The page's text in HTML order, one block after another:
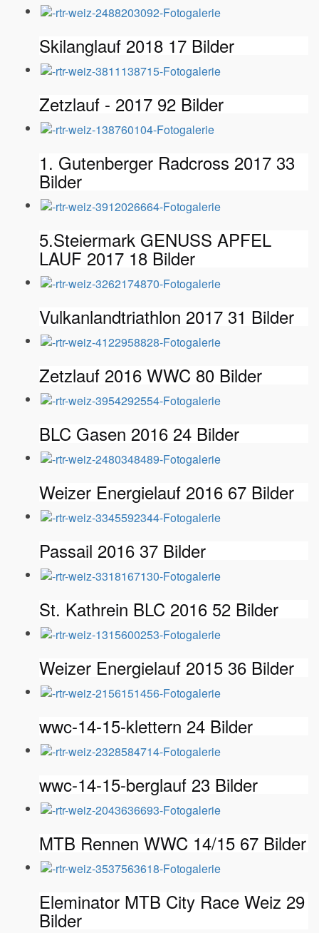
Skilanglauf 2018 17 Bilder
Zetzlauf - 2017 92 Bilder
1. Gutenberger Radcross 2017 33
Bilder
5.Steiermark GENUSS APFEL
LAUF 2017 18 Bilder
Vulkanlandtriathlon 2017 31 Bilder
Zetzlauf 2016 WWC 80 Bilder
BLC Gasen 2016 24 Bilder
Weizer Energielauf 2016 67 Bilder
Passail 2016 37 Bilder
St. Kathrein BLC 2016 52 Bilder
Weizer Energielauf 2015 36 Bilder
wwc-14-15-klettern 24 Bilder
wwc-14-15-berglauf 23 Bilder
MTB Rennen WWC 14/15 67 Bilder
Eleminator MTB City Race Weiz 29
Bilder